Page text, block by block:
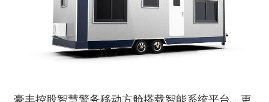
豪丰控股智慧警务移动方舱搭载智能系统平台，更